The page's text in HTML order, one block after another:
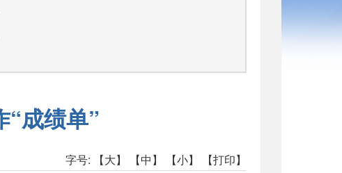
成绩单”
字号: 【大】 【中】 【小】 【打印】